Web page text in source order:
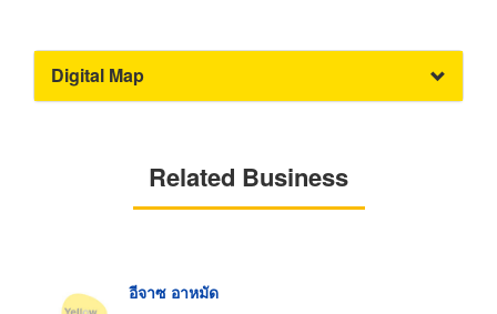
Digital Map
Related Business
อีจาซ อาหมัด